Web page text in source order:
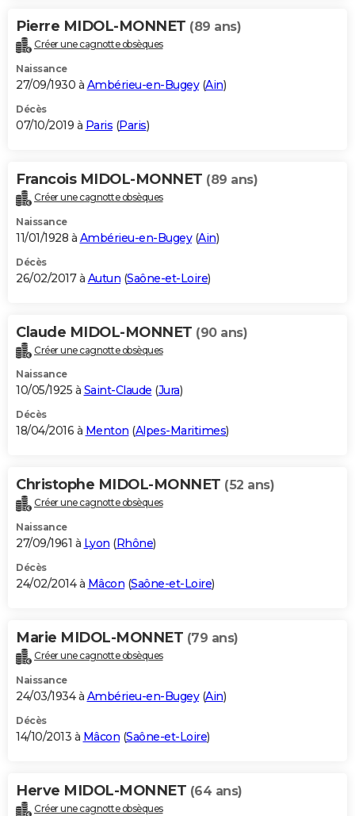
Bricolage
Lifestyle
Culture
Sport
Auto
Television
Voyage
Cinema
Pierre MIDOL-MONNET (89 ans)
Créer une cagnotte obsèques
Naissance
27/09/1930 à Ambérieu-en-Bugey(Ain)
Décès
07/10/2019 à Paris (Paris)
Francois MIDOL-MONNET (89 ans)
Créer une cagnotte obsèques
Naissance
11/01/1928 à Ambérieu-en-Bugey(Ain)
Décès
26/02/2017 à Autun (Saône-et-Loire)
Claude MIDOL-MONNET (90 ans)
Créer une cagnotte obsèques
Naissance
10/05/1925 à Saint-Claude (Jura)
Décès
18/04/2016 à Menton (Alpes-Maritimes)
Christophe MIDOL-MONNET (52 ans)
Créer une cagnotte obsèques
Naissance
27/09/1961 à Lyon (Rhône)
Décès
24/02/2014 à Mâcon (Saône-et-Loire)
Marie MIDOL-MONNET (79 ans)
Créer une cagnotte obsèques
Naissance
24/03/1934 à Ambérieu-en-Bugey(Ain)
Décès
14/10/2013 à Mâcon (Saône-et-Loire)
Herve MIDOL-MONNET (64 ans)
Créer une cagnotte obsèques